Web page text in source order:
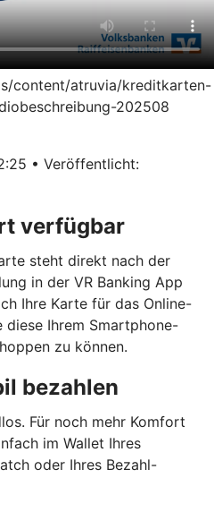
content/atruvia/kreditkarten-
202508
• Veröffentlicht:
verfügbar
steht direkt nach der
in der VR Banking App
Ihre Karte für das Online-
diese Ihrem Smartphone-
zu können.
bezahlen
Für noch mehr Komfort
im Wallet Ihres
oder Ihres Bezahl-